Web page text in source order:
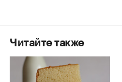
Читайте также